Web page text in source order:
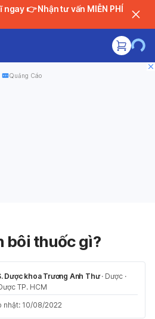
MIỄN PHÍ
Quảng Cáo
bôi thuốc gì?
Dược khoa Trương Anh Thư · Dược ·
TP. HCM
nhật: 10/08/2022